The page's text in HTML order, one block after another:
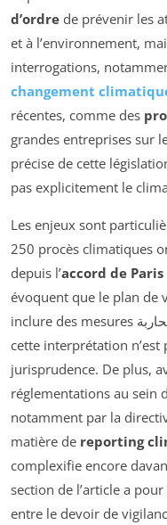
d’ordre de prévenir les
et à l’environnement,
interrogations,
changement
récentes, comme des
grandes entreprises sur
précise de cette
pas explicitement le
Les enjeux sont
250 procès climatiques
depuis l’accord de Paris
évoquent que le plan de
cette interprétation n’est
jurisprudence. De plus,
réglementations au sein
notamment par la
matière de reporting
complexifie encore
section de l’article a
entre le devoir de